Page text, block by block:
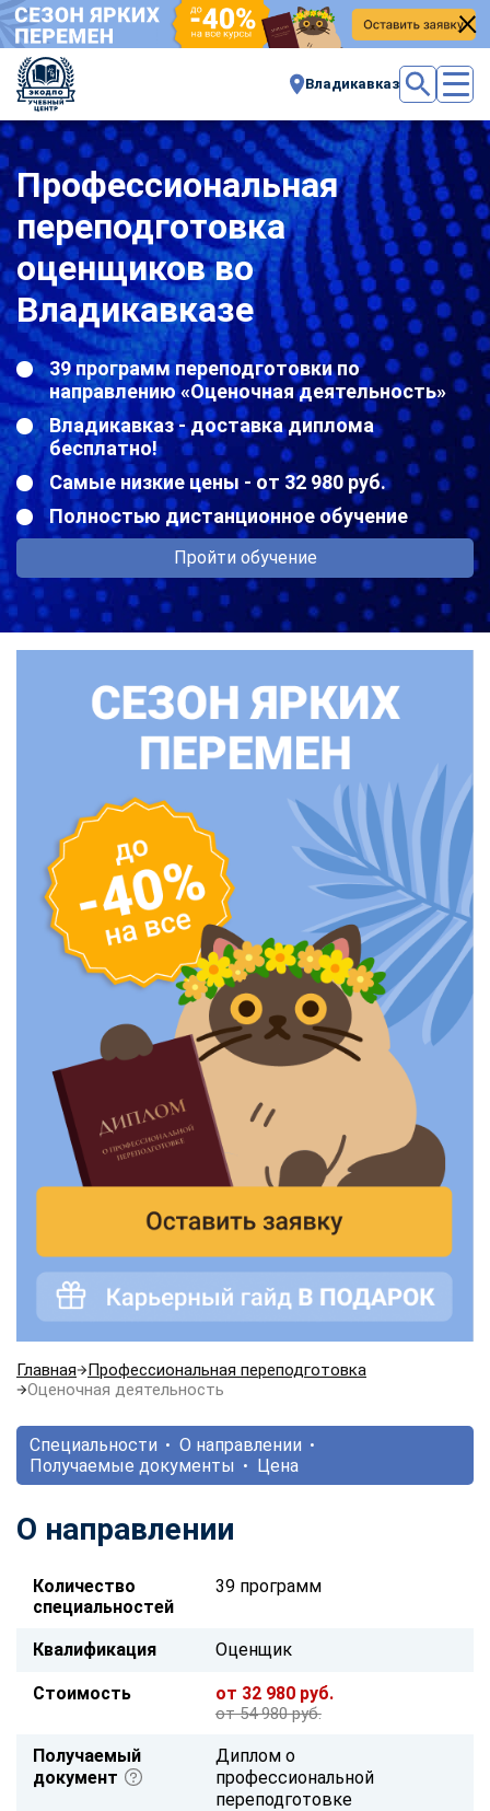
Владикавказ
Профессиональная
переподготовка
оценщиков во
Владикавказе
39 программ переподготовки по
направлению «Оценочная деятельность»
Владикавказ - доставка диплома
бесплатно!
Самые низкие цены - от 32 980 руб.
Полностью дистанционное обучение
Пройти обучение
Главная
Профессиональная переподготовка
Оценочная деятельность
Специальности
О направлении
Получаемые документы
Цена
О направлении
Количество
специальностей
39 программ
Квалификация Оценщик
Стоимость от 32 980 руб.
от 54 980 руб.
Получаемый
документ
Диплом о
профессиональной
переподготовке